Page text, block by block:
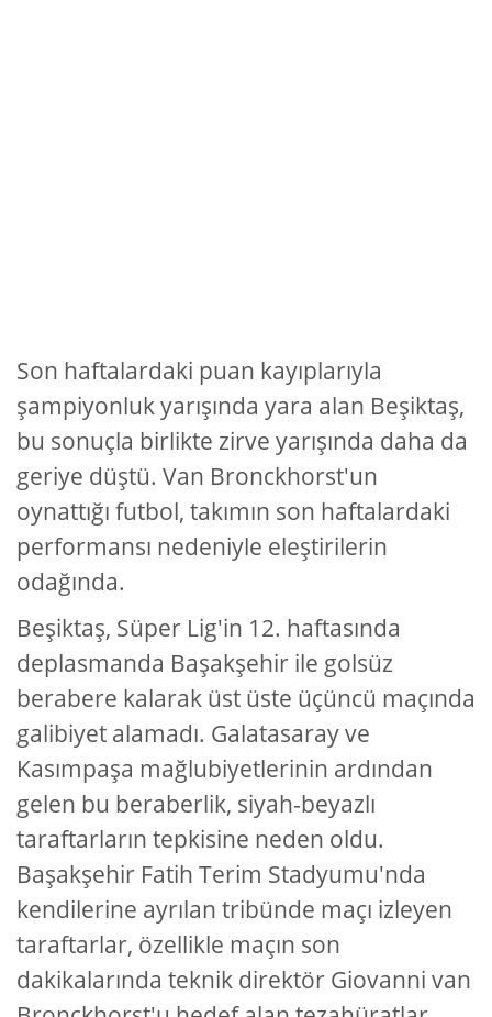
Son haftalardaki puan kayıplarıyla
şampiyonluk yarışında yara alan Beşiktaş,
bu sonuçla birlikte zirve yarışında daha da
geriye düştü. Van Bronckhorst'un
oynattığı futbol, takımın son haftalardaki
performansı nedeniyle eleştirilerin
odağında.
Beşiktaş, Süper Lig'in 12. haftasında
deplasmanda Başakşehir ile golsüz
berabere kalarak üst üste üçüncü maçında
galibiyet alamadı. Galatasaray ve
Kasımpaşa mağlubiyetlerinin ardından
gelen bu beraberlik, siyah-beyazlı
taraftarların tepkisine neden oldu.
Başakşehir Fatih Terim Stadyumu'nda
kendilerine ayrılan tribünde maçı izleyen
taraftarlar, özellikle maçın son
dakikalarında teknik direktör Giovanni van